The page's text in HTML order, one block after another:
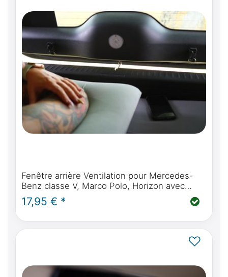
Fenêtre arrière Ventilation pour Mercedes-
Benz classe V, Marco Polo, Horizon avec
fenêtre arrière à ouverture séparée
17,95 € *